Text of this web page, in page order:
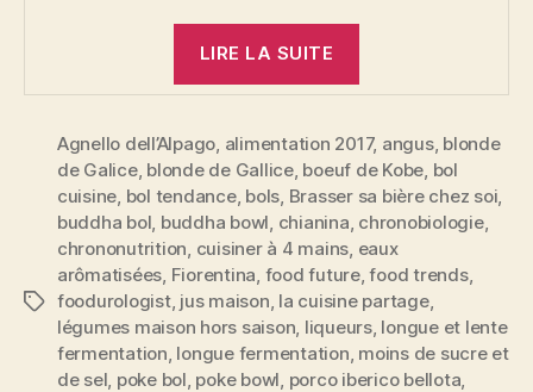
LIRE LA SUITE
2017 »
Étiquettes
Agnello dell’Alpago alimentation 2017, angus, blonde
de Galice, blonde de Gallice, boeuf de Kobe bol
cuisine bol tendance, bols Brasser sa bière chez soi
buddha bol buddha bowl chianina chronobiologie,
chrononutrition cuisiner à 4 mains eaux
arômatisées Fiorentina food future,food trends,
foodurologist, jus maison la cuisine partage,
légumes maison hors saison liqueurs, longue et lente
fermentation longue fermentation moins de sucre et
de sel poke bol poke bowl porco iberico bellota